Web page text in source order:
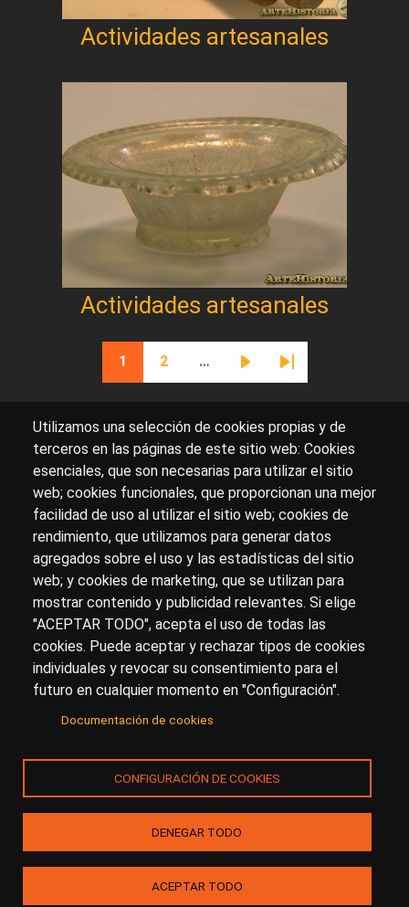
Actividades artesanales
Actividades artesanales
Paginación
Página actual
1
Página
2 …
Siguiente página
Última página
Sobre artehistoria.com
Para ponerte en contacto con nosotros, escríbenos en
el formulario decontacto
Accesibilidad
Aviso Legal Privacidad
Utilizamos una selección de cookies propias y de
terceros en las páginas de este sitio web: Cookies
esenciales, que son necesarias para utilizar el sitio
web; cookies funcionales, que proporcionan una mejor
facilidad de uso al utilizar el sitio web; cookies de
rendimiento, que utilizamos para generar datos
agregados sobre el uso y las estadísticas del sitio
web; y cookies de marketing, que se utilizan para
mostrar contenido y publicidad relevantes. Si elige
"ACEPTAR TODO", acepta el uso de todas las
cookies. Puede aceptar y rechazar tipos de cookies
individuales y revocar su consentimiento para el
futuro en cualquier momento en "Configuración".
Documentación de cookies
CONFIGURACIÓN DE COOKIES
DENEGAR TODO
ACEPTAR TODO
© Copyright 2017.arteHistoria&Toools, S.Lo sus
licenciantes son los propietarios de todos los derechos
de propiedad intelectual e industrial de:
(a) este sitio web publicado bajo el dominio
(b) todo el material publicado en artehistoria.com
(incluyendo, sin limitación, textos, imágenes, fotografías,
dibujos, música, marcas o logotipos, estructura y diseño
de la composición de cada una de las páginas
individuales que componen la totalidad del sitio,
combinaciones de colores, códigos fuentes de los
programas que generan la composición de las páginas,
software necesario para su funcionamiento, acceso y